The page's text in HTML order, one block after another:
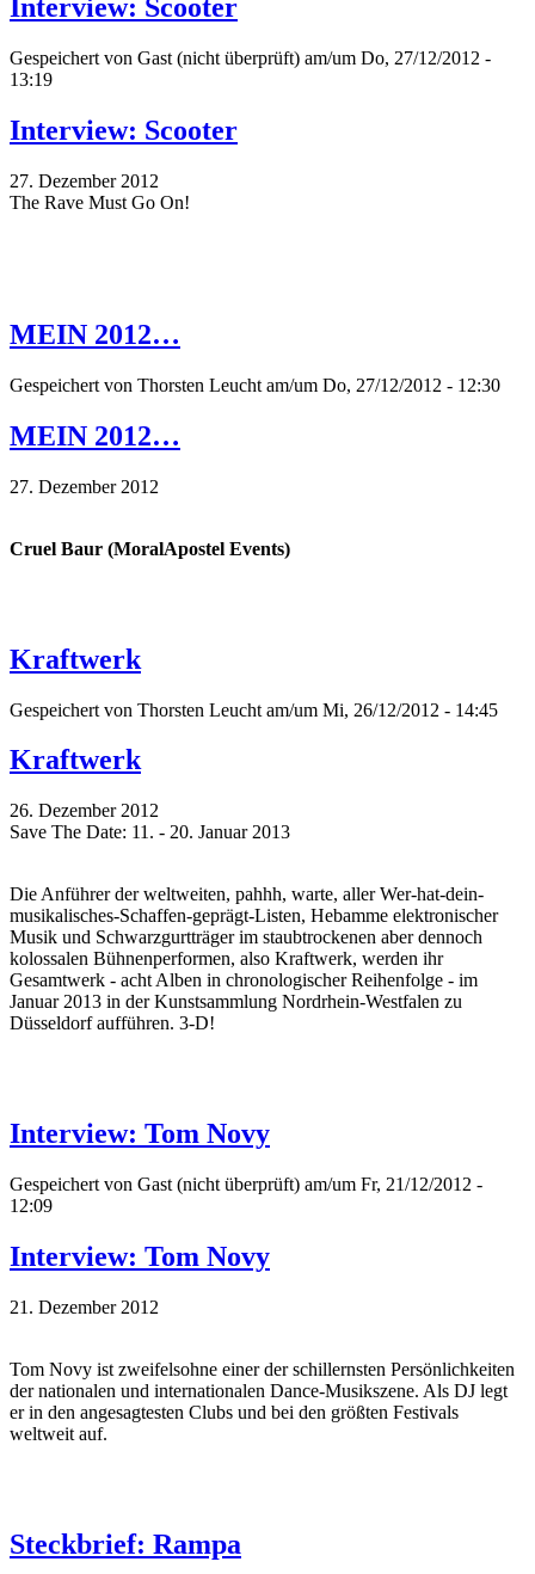
Interview: Scooter
Gespeichert von Gast (nicht überprüft) am/um Do, 27/12/2012 -
13:19
Interview: Scooter
27. Dezember 2012
The Rave Must Go On!
MEIN 2012…
Gespeichert von Thorsten Leucht am/um Do, 27/12/2012 - 12:30
MEIN 2012…
27. Dezember 2012
Cruel Baur (MoralApostel Events)
Kraftwerk
Gespeichert von Thorsten Leucht am/um Mi, 26/12/2012 - 14:45
Kraftwerk
26. Dezember 2012
Save The Date: 11. - 20. Januar 2013
Die Anführer der weltweiten, pahhh, warte, aller Wer-hat-dein-
musikalisches-Schaffen-geprägt-Listen, Hebamme elektronischer
Musik und Schwarzgurtträger im staubtrockenen aber dennoch
kolossalen Bühnenperformen, also Kraftwerk, werden ihr
Gesamtwerk - acht Alben in chronologischer Reihenfolge - im
Januar 2013 in der Kunstsammlung Nordrhein-Westfalen zu
Düsseldorf aufführen. 3-D!
Interview: Tom Novy
Gespeichert von Gast (nicht überprüft) am/um Fr, 21/12/2012 -
12:09
Interview: Tom Novy
21. Dezember 2012
Tom Novy ist zweifelsohne einer der schillernsten Persönlichkeiten
der nationalen und internationalen Dance-Musikszene. Als DJ legt
er in den angesagtesten Clubs und bei den größten Festivals
weltweit auf.
Steckbrief: Rampa